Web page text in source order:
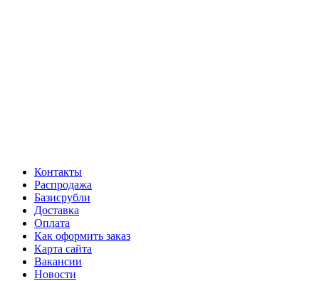
Контакты
Распродажа
Базисрубли
Доставка
Оплата
Как оформить заказ
Карта сайта
Вакансии
Новости